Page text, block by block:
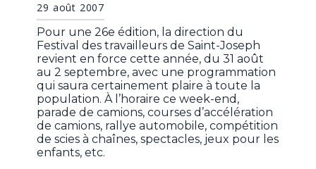
29 août 2007
Pour une 26e édition, la direction du
Festival des travailleurs de Saint-Joseph
revient en force cette année, du 31 août
au 2 septembre, avec une programmation
qui saura certainement plaire à toute la
population. À l’horaire ce week-end,
parade de camions, courses d’accélération
de camions, rallye automobile, compétition
de scies à chaînes, spectacles, jeux pour les
enfants, etc.